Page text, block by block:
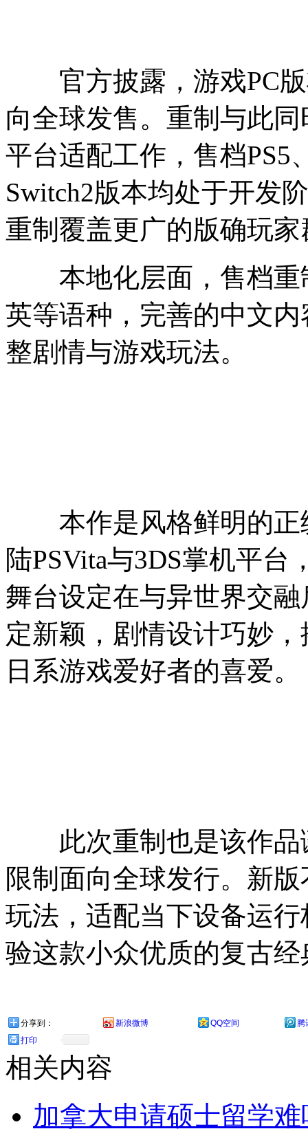
官方披露，游戏PC版
向全球发售。重制与此
平台适配工作，售档PS5
Switch2版本均处于开发
重制覆盖更广的版确玩家
本地化层面，售档重
英等语种，完善的中文
整剧情与游戏玩法。
本作是风格鲜明的正
陆PSVita与3DS掌机平
舞台设定在与异世界交
定新颖，剧情设计巧妙
日系游戏爱好者的喜爱。
此次重制也是该作品
限制面向全球发行。新
玩法，适配当下设备运
验这款小众优质的复古
分享到： 新浪微博 QQ空间
腾
打印
相关内容
加拿大申请硕士留学难